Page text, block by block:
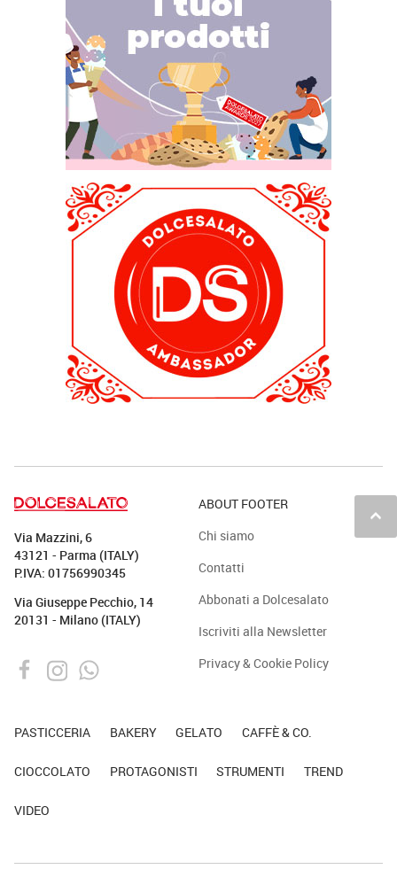
keyboard_arrow_up
Via Mazzini, 6
43121 - Parma (ITALY)
P.IVA: 01756990345
Via Giuseppe Pecchio, 14
20131 - Milano (ITALY)
ABOUT FOOTER
Chi siamo
Contatti
Abbonati a Dolcesalato
Iscriviti alla Newsletter
Privacy & Cookie Policy
PASTICCERIA BAKERY GELATO CAFFÈ & CO.
CIOCCOLATO PROTAGONISTI STRUMENTI TREND
VIDEO